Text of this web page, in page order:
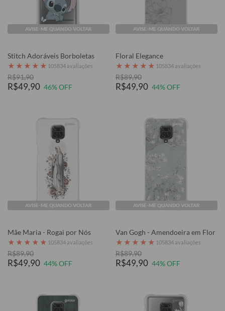
AVISE-ME QUANDO VOLTAR
Stitch Adoráveis Borboletas
★ ★ ★ ★ ★ 105834 avaliações
R$91,90
R$49,90 46% OFF
AVISE-ME QUANDO VOLTAR
Floral Elegance
★ ★ ★ ★ ★ 105834 avaliações
R$89,90
R$49,90 44% OFF
AVISE-ME QUANDO VOLTAR
Mãe Maria - Rogai por Nós
★ ★ ★ ★ ★ 105834 avaliações
R$89,90
R$49,90 44% OFF
AVISE-ME QUANDO VOLTAR
Van Gogh - Amendoeira em Flor
★ ★ ★ ★ ★ 105834 avaliações
R$89,90
R$49,90 44% OFF